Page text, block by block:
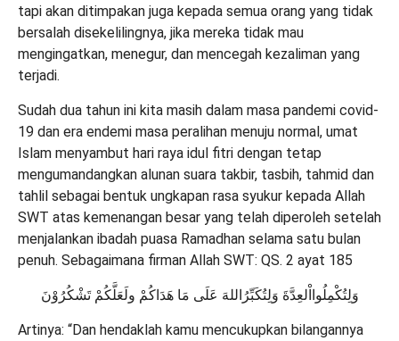
tapi akan ditimpakan juga kepada semua orang yang tidak
bersalah disekelilingnya, jika mereka tidak mau
mengingatkan, menegur, dan mencegah kezaliman yang
terjadi.
Sudah dua tahun ini kita masih dalam masa pandemi covid-
19 dan era endemi masa peralihan menuju normal, umat
Islam menyambut hari raya idul fitri dengan tetap
mengumandangkan alunan suara takbir, tasbih, tahmid dan
tahlil sebagai bentuk ungkapan rasa syukur kepada Allah
SWT atas kemenangan besar yang telah diperoleh setelah
menjalankan ibadah puasa Ramadhan selama satu bulan
penuh. Sebagaimana firman Allah SWT: QS. 2 ayat 185
وَلِتُكْمِلُوااْلعِدَّةَ وَلِتُكَبِّرُاللهَ عَلَى مَا هَدَاكُمْ ولَعَلَّكُمْ تَشْكُرُوْنَ
Artinya: “Dan hendaklah kamu mencukupkan bilangannya